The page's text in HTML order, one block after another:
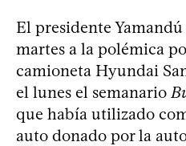
El presidente
martes a la polémica
camioneta Hyundai
el lunes el semanario
que había utilizado
auto donado por la